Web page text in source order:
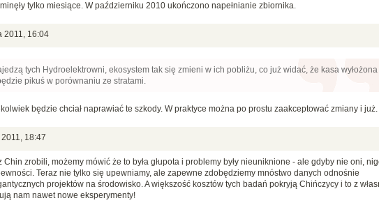
tylko miesiące. W październiku 2010 ukończono napełnianie zbiornika.
2011, 16:04
tych Hydroelektrowni, ekosystem tak się zmieni w ich pobliżu, co już widać, że kasa wyłożona
pikuś w porównaniu ze stratami.
będzie chciał naprawiać te szkody. W praktyce można po prostu zaakceptować zmiany i już.
18:47
Chin zrobili, możemy mówić że to była głupota i problemy były nieuniknione - ale gdyby nie oni,
Teraz nie tylko się upewniamy, ale zapewne zdobędziemy mnóstwo danych odnośnie
projektów na środowisko. A większość kosztów tych badań pokryją Chińczycy i to z
nam nawet nowe eksperymenty!